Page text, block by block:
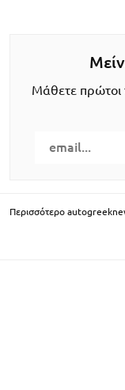
Μάθετε πρώτοι
Περισσότερο